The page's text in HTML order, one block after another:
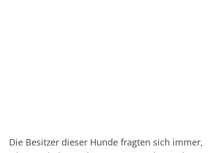
Die Besitzer dieser Hunde fragten sich immer,